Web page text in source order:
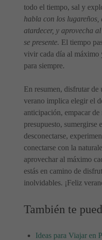
todo el tiempo, sal y
habla con los
atardecer, y aprovecha
se presente. El tiempo
vivir cada día al máximo
para siempre.
En resumen, disfrutar de
verano implica elegir el
anticipación, empacar
presupuesto, sumergirse
desconectarse,
conectarse con la
aprovechar al máximo
estás en camino de
inolvidables. ¡Feliz
También te
Ideas para Viajar en